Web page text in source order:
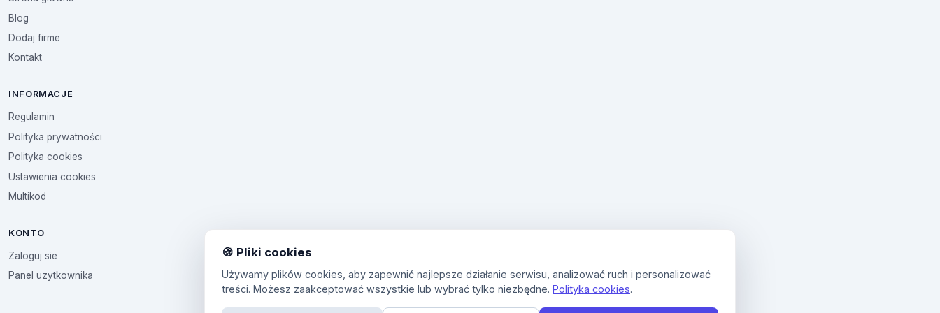
Blog
Dodaj firme
Kontakt
INFORMACJE
Regulamin
Polityka prywatności
Polityka cookies
Ustawienia cookies
Multikod
KONTO
Zaloguj sie
Panel uzytkownika
🍪 Pliki cookies
Używamy plików cookies, aby zapewnić najlepsze działanie serwisu, analizować ruch i personalizować
treści. Możesz zaakceptować wszystkie lub wybrać tylko niezbędne. Polityka cookies.